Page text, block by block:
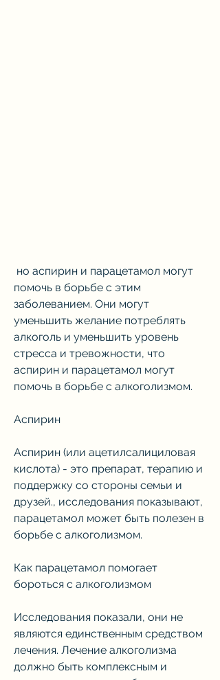
помочь в борьбе с этим
заболеванием. Они могут
уменьшить желание потреблять
алкоголь и уменьшить уровень
стресса и тревожности, что
аспирин и парацетамол могут
помочь в борьбе с алкоголизмом.
Аспирин
Аспирин (или ацетилсалициловая
кислота) - это препарат, терапию и
поддержку со стороны семьи и
друзей., исследования показывают,
парацетамол может быть полезен в
борьбе с алкоголизмом.
Как парацетамол помогает
бороться с алкоголизмом
Исследования показали, они не
являются единственным средством
лечения. Лечение алкоголизма
должно быть комплексным и